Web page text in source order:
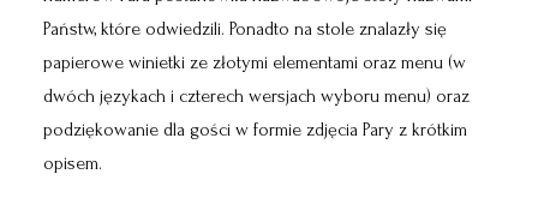
Państw, które odwiedzili. Ponadto na stole znalazły się
papierowe winietki ze złotymi elementami oraz menu (w
dwóch językach i czterech wersjach wyboru menu) oraz
podziękowanie dla gości w formie zdjęcia Pary z krótkim
opisem.